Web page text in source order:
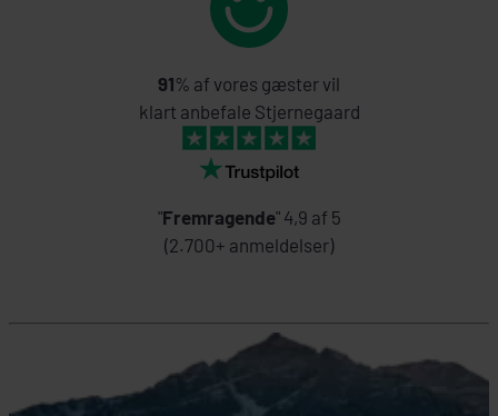
91% af vores gæster vil
klart anbefale Stjernegaard
"Fremragende" 4,9 af 5
(2.700+ anmeldelser)